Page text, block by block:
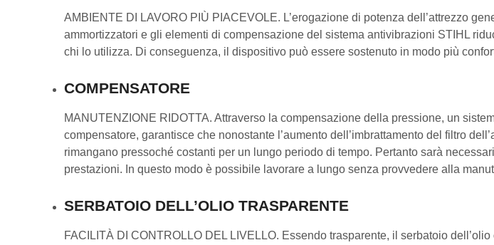
AMBIENTE DI LAVORO PIÙ PIACEVOLE. L’erogazione di potenza dell’attrezzo
ammortizzatori e gli elementi di compensazione del sistema antivibrazioni STIHL
chi lo utilizza. Di conseguenza, il dispositivo può essere sostenuto in modo più
COMPENSATORE
MANUTENZIONE RIDOTTA. Attraverso la compensazione della pressione, un
compensatore, garantisce che nonostante l’aumento dell’imbrattamento del filtro
rimangano pressoché costanti per un lungo periodo di tempo. Pertanto sarà
prestazioni. In questo modo è possibile lavorare a lungo senza provvedere alla
SERBATOIO DELL’OLIO TRASPARENTE
FACILITÀ DI CONTROLLO DEL LIVELLO. Essendo trasparente, il serbatoio